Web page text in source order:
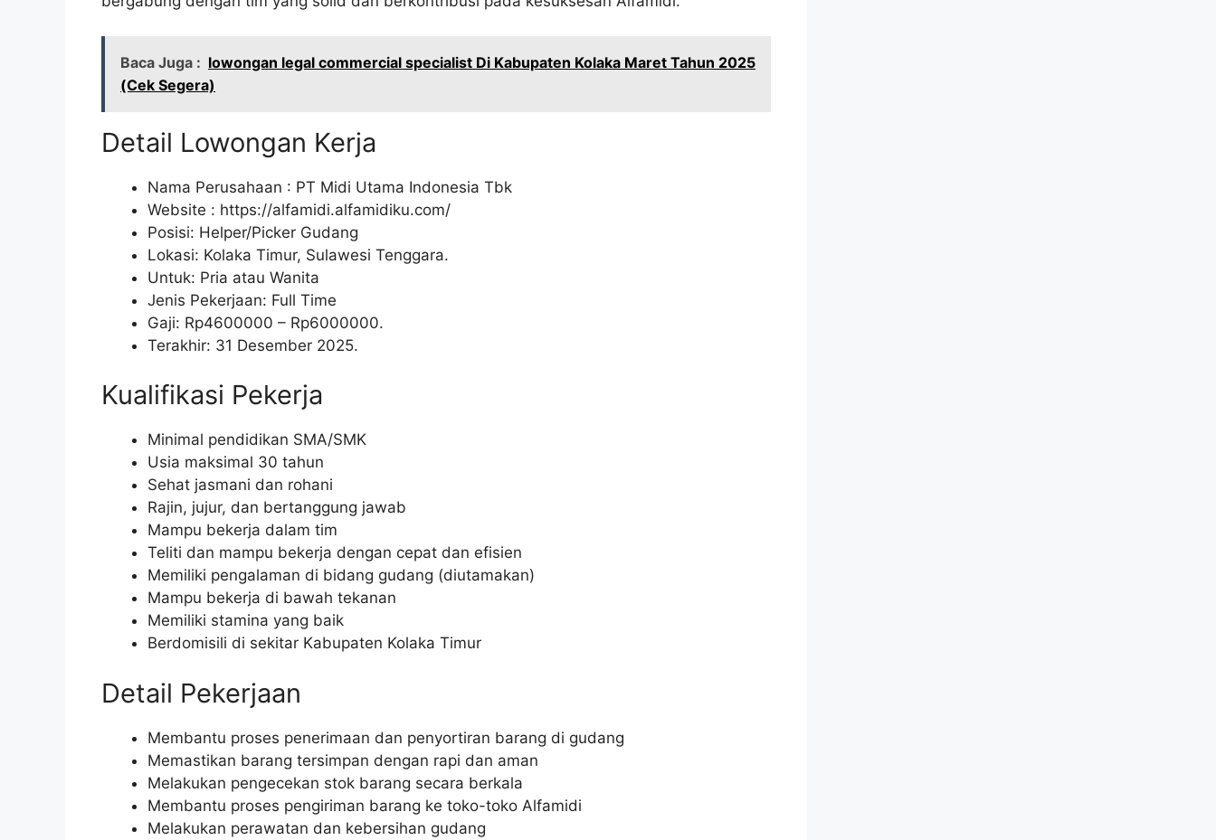
Baca Juga : lowongan legal commercial specialist Di Kabupaten Kolaka Maret Tahun 2025
(Cek Segera)
Detail Lowongan Kerja
Nama Perusahaan : PT Midi Utama Indonesia Tbk
Website : https://alfamidi.alfamidiku.com/
Posisi: Helper/Picker Gudang
Lokasi: Kolaka Timur, Sulawesi Tenggara.
Untuk: Pria atau Wanita
Jenis Pekerjaan: Full Time
Gaji: Rp4600000 – Rp6000000.
Terakhir: 31 Desember 2025.
Kualifikasi Pekerja
Minimal pendidikan SMA/SMK
Usia maksimal 30 tahun
Sehat jasmani dan rohani
Rajin, jujur, dan bertanggung jawab
Mampu bekerja dalam tim
Teliti dan mampu bekerja dengan cepat dan efisien
Memiliki pengalaman di bidang gudang (diutamakan)
Mampu bekerja di bawah tekanan
Memiliki stamina yang baik
Berdomisili di sekitar Kabupaten Kolaka Timur
Detail Pekerjaan
Membantu proses penerimaan dan penyortiran barang di gudang
Memastikan barang tersimpan dengan rapi dan aman
Melakukan pengecekan stok barang secara berkala
Membantu proses pengiriman barang ke toko-toko Alfamidi
Melakukan perawatan dan kebersihan gudang